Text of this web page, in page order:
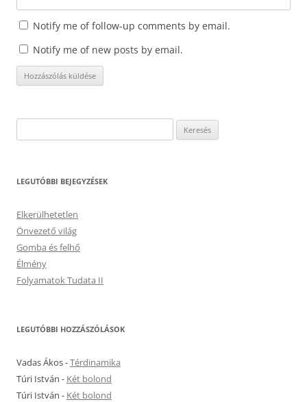
Notify me of follow-up comments by email.
Notify me of new posts by email.
LEGUTÓBBI BEJEGYZÉSEK
Elkerülhetetlen
Önvezető világ
Gomba és felhő
Élmény
Folyamatok Tudata II
LEGUTÓBBI HOZZÁSZÓLÁSOK
Vadas Ákos-Térdinamika
Túri István - Két bolond
Túri István - Két bolond